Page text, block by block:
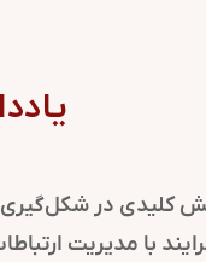
روابط عمومی در
حفظ تصویر مثبت